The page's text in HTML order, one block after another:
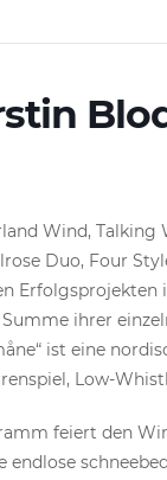
Wind, Talking
Duo, Four
Erfolgsprojekten
ihrer
ist eine
Low-
feiert den
endlose